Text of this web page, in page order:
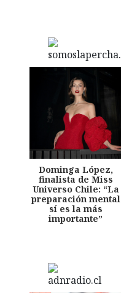
Dominga López,
finalista de Miss
Universo Chile: “La
preparación mental
sí es la más
importante”